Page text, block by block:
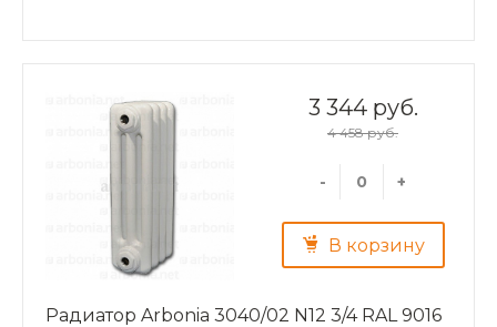
3 344 руб.
4 458 руб.
- +
В корзину
Радиатор Arbonia 3040/02 N12 3/4 RAL 9016